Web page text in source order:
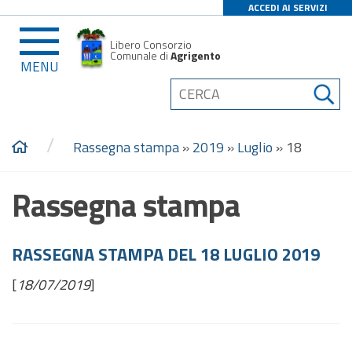
ACCEDI AI SERVIZI
MENU
Libero Consorzio
Comunale diAgrigento
/ Rassegna stampa»2019 »Luglio » 18
Rassegna stampa
RASSEGNA STAMPA DEL 18 LUGLIO 2019
[18/07/2019]